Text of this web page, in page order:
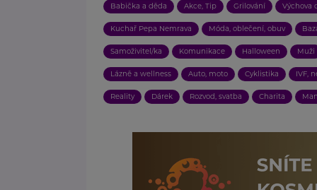
Babička a děda Akce, Tip Grilování Výchova
Kuchař Pepa Nemrava Móda, oblečení, obuv
Samoživitel/ka Komunikace Halloween Muži
Lázně a wellness Auto, moto Cyklistika IVF,
Reality Dárek Rozvod, svatba Charita